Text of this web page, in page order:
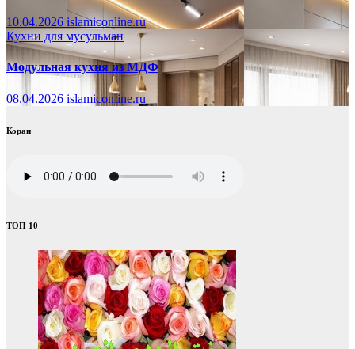
10.04.2026 islamiconline.ru
Кухни для мусульман
Модульная кухня из МДФ
08.04.2026 islamiconline.ru
Коран
ТОП 10